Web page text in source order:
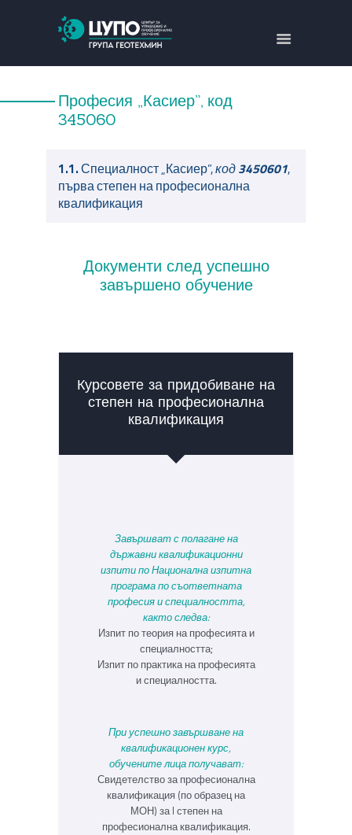
ЗА НАС
ОБУЧЕНИЯ
КОНТАКТИ
ENGLISH
Професия „Касиер”, код
345060
1.1.Специалност „Касиер”,код3450601,
първа степен на професионална
квалификация
Документи след успешно
завършено обучение
Курсовете за придобиване на
степен на професионална
квалификация
Завършват с полагане на
държавни квалификационни
изпити по Национална изпитна
програма по съответната
професия и специалността,
както следва:
Изпит по теория на професията и
специалността;
Изпит по практика на професията
и специалността.
При успешно завършване на
квалификационен курс,
обучените лица получават:
Свидетелство за професионална
квалификация (по образец на
МОН) за I степен на
професионална квалификация.